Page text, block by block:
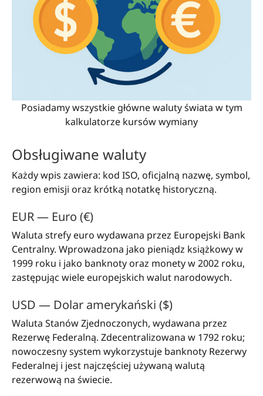
Posiadamy wszystkie główne waluty świata w tym
kalkulatorze kursów wymiany
Obsługiwane waluty
Każdy wpis zawiera: kod ISO, oficjalną nazwę, symbol,
region emisji oraz krótką notatkę historyczną.
EUR — Euro (€)
Waluta strefy euro wydawana przez Europejski Bank
Centralny. Wprowadzona jako pieniądz książkowy w
1999 roku i jako banknoty oraz monety w 2002 roku,
zastępując wiele europejskich walut narodowych.
USD — Dolar amerykański ($)
Waluta Stanów Zjednoczonych, wydawana przez
Rezerwę Federalną. Zdecentralizowana w 1792 roku;
nowoczesny system wykorzystuje banknoty Rezerwy
Federalnej i jest najczęściej używaną walutą
rezerwową na świecie.